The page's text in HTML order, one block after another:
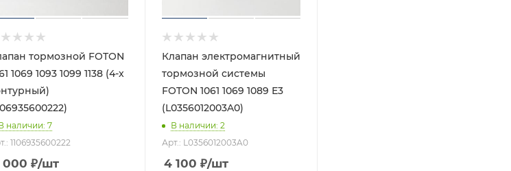
тормозной FOTON
1069 1093 1099 1138 (4-х
наличии: 7
1106935600222
000 ₽/шт
Клапан электромагнитный
тормозной системы
FOTON 1061 1069 1089 Е3
(L0356012003A0)
В наличии: 2
Арт.: L0356012003A0
4 100 ₽/шт